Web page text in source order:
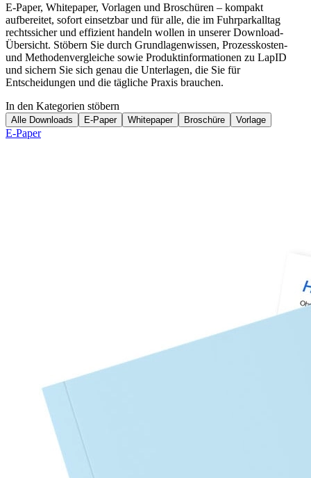
E-Paper, Whitepaper, Vorlagen und Broschüren – kompakt
aufbereitet, sofort einsetzbar und für alle, die im Fuhrparkalltag
rechtssicher und effizient handeln wollen in unserer Download-
Übersicht. Stöbern Sie durch Grundlagenwissen, Prozesskosten-
und Methodenvergleiche sowie Produktinformationen zu LapID
und sichern Sie sich genau die Unterlagen, die Sie für
Entscheidungen und die tägliche Praxis brauchen.
In den Kategorien stöbern
Alle Downloads E-Paper Whitepaper Broschüre Vorlage
E-Paper